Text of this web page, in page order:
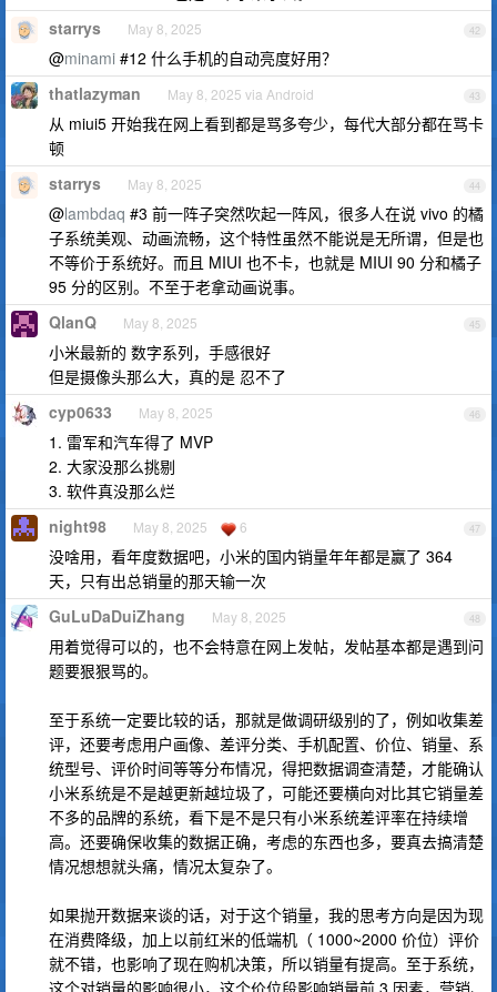
42
starrys May 8, 2025
@minami #12 什么手机的自动亮度好用？
43
thatlazyman May 8, 2025 via Android
从 miui5 开始我在网上看到都是骂多夸少，每代大部分都在骂卡
顿
44
starrys May 8, 2025
@lambdaq #3 前一阵子突然吹起一阵风，很多人在说 vivo 的橘
子系统美观、动画流畅，这个特性虽然不能说是无所谓，但是也
不等价于系统好。而且 MIUI 也不卡，也就是 MIUI 90 分和橘子
95 分的区别。不至于老拿动画说事。
45
QlanQ May 8, 2025
小米最新的 数字系列，手感很好
但是摄像头那么大，真的是 忍不了
46
cyp0633 May 8, 2025
1. 雷军和汽车得了 MVP
2. 大家没那么挑剔
3. 软件真没那么烂
47
night98 May 8, 2025 6
没啥用，看年度数据吧，小米的国内销量年年都是赢了 364
天，只有出总销量的那天输一次
48
GuLuDaDuiZhang May 8, 2025
用着觉得可以的，也不会特意在网上发帖，发帖基本都是遇到问
题要狠狠骂的。
至于系统一定要比较的话，那就是做调研级别的了，例如收集差
评，还要考虑用户画像、差评分类、手机配置、价位、销量、系
统型号、评价时间等等分布情况，得把数据调查清楚，才能确认
小米系统是不是越更新越垃圾了，可能还要横向对比其它销量差
不多的品牌的系统，看下是不是只有小米系统差评率在持续增
高。还要确保收集的数据正确，考虑的东西也多，要真去搞清楚
情况想想就头痛，情况太复杂了。
如果抛开数据来谈的话，对于这个销量，我的思考方向是因为现
在消费降级，加上以前红米的低端机（ 1000~2000 价位）评价
就不错，也影响了现在购机决策，所以销量有提高。至于系统，
这个对销量的影响很小，这个价位段影响销量前 3 因素，营销、